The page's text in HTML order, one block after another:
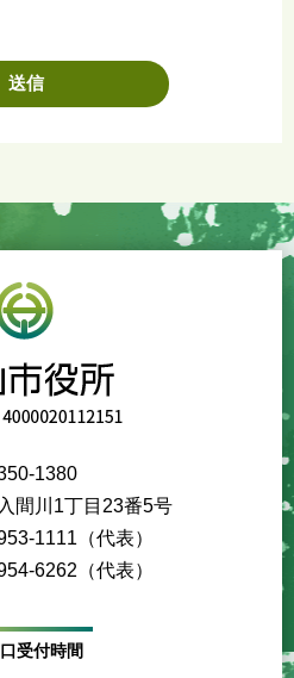
1380
間川1丁目23番5号
1111（代表）
6262（代表）
受付時間